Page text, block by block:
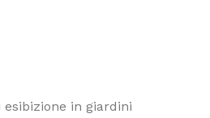
in giardini